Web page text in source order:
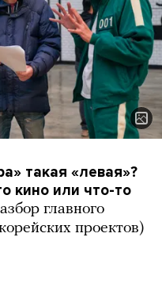
такая «левая»?
кино или что-то
главного
проектов)